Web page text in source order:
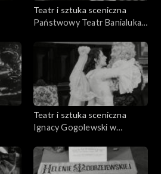
Teatr i sztuka sceniczna
Państwowy Teatr Banialuka.
Filharmonia Górnicza w
Teatr i sztuka sceniczna
Ignacy Gogolewski w